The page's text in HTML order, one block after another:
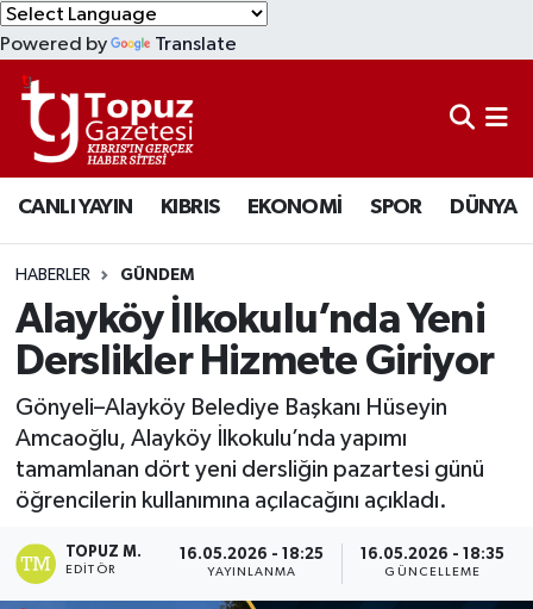
Powered by Translate
CANLI YAYIN KIBRIS EKONOMİ SPOR DÜNYA
HABERLER GÜNDEM
Alayköy İlkokulu’nda Yeni
Derslikler Hizmete Giriyor
Gönyeli–Alayköy Belediye Başkanı Hüseyin
Amcaoğlu, Alayköy İlkokulu’nda yapımı
tamamlanan dört yeni dersliğin pazartesi günü
öğrencilerin kullanımına açılacağını açıkladı.
TOPUZ M.
EDITÖR
16.05.2026 - 18:25
YAYINLANMA
16.05.2026 - 18:35
GÜNCELLEME
KIBRIS
DÜNYA
EKONOMİ
MAGAZİN
SAĞLIK
SPOR
TEKNOLOJİ
Lefkoşa Nöbetçi Eczaneler
Lefkoşa Hava Durumu
Lefkoşa Trafik Yoğunluk Haritası
Süper Lig Puan Durumu ve Fikstür
Tüm Manşetler
Son Dakika Haberleri
Haber Arşivi